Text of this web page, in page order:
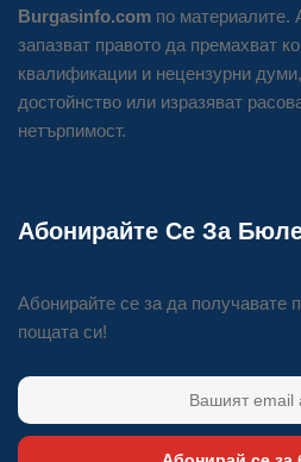
Burgasinfo.com по материалите.
запазват правото да премахват
квалификации и нецензурни
достойнство или изразяват
нетърпимост.
Абонирайте Се За
Абонирайте се за да получавате
пощата си!